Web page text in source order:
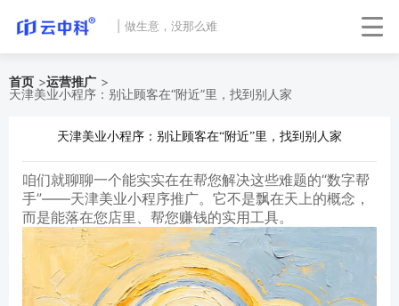
做生意，没那么难
首页 >运营推广 >
天津美业小程序：别让顾客在“附近”里，找到别人家
天津美业小程序：别让顾客在“附近”里，找到别人家
咱们就聊聊一个能实实在在帮您解决这些难题的“数字帮
手”——天津美业小程序推广。它不是飘在天上的概念，
而是能落在您店里、帮您赚钱的实用工具。